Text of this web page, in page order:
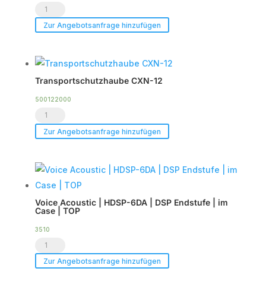
Heavy-
Duty
für
zu
2
CXN-
Menge
Zur Angebotsanfrage hinzufügen
Transportschutzhaube CXN-12
500122000
Transportschutzhaube
CXN-
Menge
Zur Angebotsanfrage hinzufügen
Voice Acoustic | HDSP-6DA | DSP Endstufe | im
Case | TOP
3510
Voice
Acoustic
Zur Angebotsanfrage hinzufügen